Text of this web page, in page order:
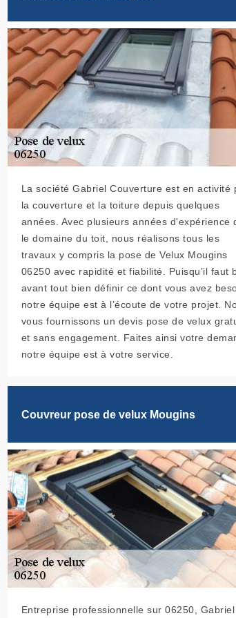
La société Gabriel Couverture est en activité
la couverture et la toiture depuis quelques
années. Avec plusieurs années d'expérience
le domaine du toit, nous réalisons tous les
travaux y compris la pose de Velux Mougins
06250 avec rapidité et fiabilité. Puisqu’il faut
avant tout bien définir ce dont vous avez
notre équipe est à l’écoute de votre projet.
vous fournissons un devis pose de velux
et sans engagement. Faites ainsi votre
notre équipe est à votre service.
Couvreur pose de velux Mougins
Entreprise professionnelle sur 06250, Gabriel